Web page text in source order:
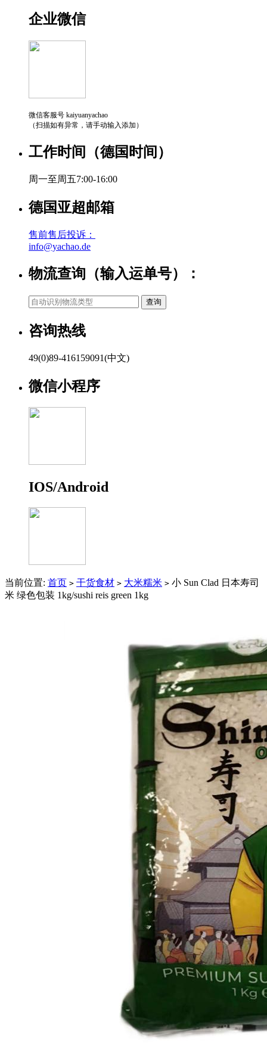
企业微信
微信客服号 kaiyuanyachao
（扫描如有异常，请手动输入添加）
工作时间（德国时间）
周一至周五7:00-16:00
德国亚超邮箱
售前售后投诉：
info@yachao.de
物流查询（输入运单号）：
咨询热线
49(0)89-416159091(中文)
微信小程序
IOS/Android
当前位置: 首页 > 干货食材 > 大米糯米 > 小 Sun Clad 日本寿司
米 绿色包装 1kg/sushi reis green 1kg